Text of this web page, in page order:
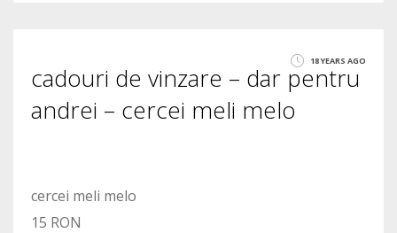
1448
18 YEARS AGO
cadouri de vinzare – dar pentru
andrei – cercei meli melo
cercei meli melo
15 RON